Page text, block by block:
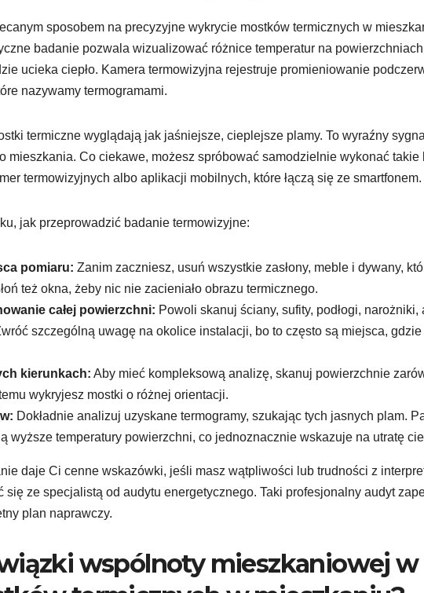
sposobem na precyzyjne wykrycie mostków termicznych w
badanie pozwala wizualizować różnice temperatur na
ucieka ciepło. Kamera termowizyjna rejestruje promieniowanie
nazywamy termogramami.
termiczne wyglądają jak jaśniejsze, cieplejsze plamy. To wyraźny
mieszkania. Co ciekawe, możesz spróbować samodzielnie wykonać takie
termowizyjnych albo aplikacji mobilnych, które łączą się ze smartfonem.
jak przeprowadzić badanie termowizyjne:
pomiaru: Zanim zaczniesz, usuń wszystkie zasłony, meble i dywany,
też okna, żeby nic nie zacieniało obrazu termicznego.
całej powierzchni: Powoli skanuj ściany, sufity, podłogi, narożniki,
szczególną uwagę na okolice instalacji, bo to często są miejsca,
kierunkach: Aby mieć kompleksową analizę, skanuj powierzchnie
wykryjesz mostki o różnej orientacji.
Dokładnie analizuj uzyskane termogramy, szukając tych jasnych plam.
wyższe temperatury powierzchni, co jednoznacznie wskazuje na utratę
daje Ci cenne wskazówki, jeśli masz wątpliwości lub trudności z
się ze specjalistą od audytu energetycznego. Taki profesjonalny audyt
plan naprawczy.
wspólnoty mieszkaniowej w